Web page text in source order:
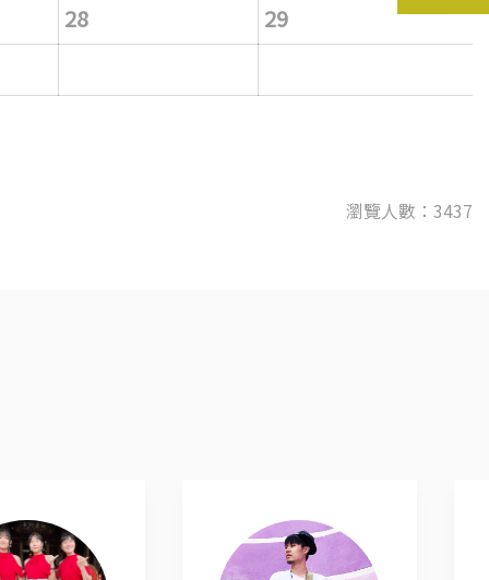
28
29
瀏覽人數：3437